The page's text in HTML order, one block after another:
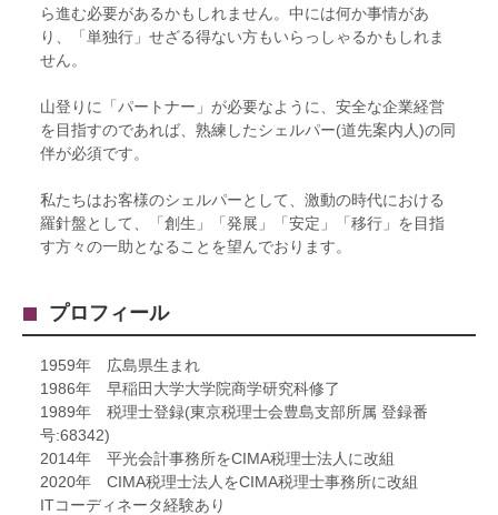
ら進む必要があるかもしれません。中には何か事情があ
り、「単独行」せざる得ない方もいらっしゃるかもしれま
せん。
山登りに「パートナー」が必要なように、安全な企業経営
を目指すのであれば、熟練したシェルパー(道先案内人)の同
伴が必須です。
私たちはお客様のシェルパーとして、激動の時代における
羅針盤として、「創生」「発展」「安定」「移行」を目指
す方々の一助となることを望んでおります。
プロフィール
1959年 広島県生まれ
1986年 早稲田大学大学院商学研究科修了
1989年 税理士登録(東京税理士会豊島支部所属 登録番
号:68342)
2014年 平光会計事務所をCIMA税理士法人に改組
2020年 CIMA税理士法人をCIMA税理士事務所に改組
ITコーディネータ経験あり